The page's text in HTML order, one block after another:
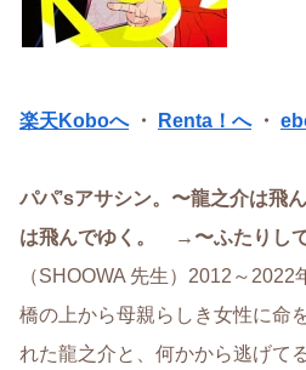
楽天Koboへ・ Renta！へ・
パパ’sアサシン。〜龍之介は
は飛んでゆく。 →〜ふたりして
（SHOOWA 先生）2012～2022
橋の上から母親らしき女性に命
れた龍之介と、何かから逃げて